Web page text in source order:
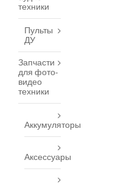
техники
Пульты
ДУ
Запчасти
для фото-
видео
техники
Аккумуляторы
Аксессуары